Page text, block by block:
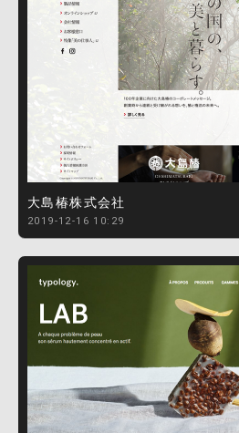
大島椿株式会社
2019-12-16 10:29